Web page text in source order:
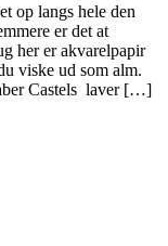
op langs hele den
er det at
her er akvarelpapir
viske ud som alm.
Castels laver […]